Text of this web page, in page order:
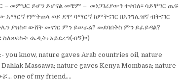
መምህር ይሆን ይሆናል መቼም – መነጋገሪያውን ተቀበለ፡፡ ሳይቸግር ጤፍ
አማርኛ የምትጠላ ወይ ደሞ ባማርኛ ከምትናገር በእንግሊዝኛ ብትናገር
ያዝኩ፡፡ ውሸት መናገር ምን ይሠራል? መደባበቅስ ምን ይፈይዳል?
‹ኤዲት› አይደረግ(ብኝ)፡፡)
you know, nature gaves Arab countries oil, nature
Massawa; nature gaves Kenya Mombasa; nature
one of my friend….